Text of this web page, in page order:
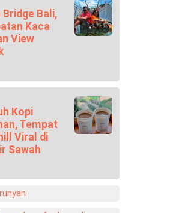
Bridge Bali,
Kaca
View
Kopi
Tempat
Viral di
Sawah